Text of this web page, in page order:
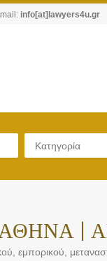
info[at]lawyers4u.gr
Κατηγορία
ΑΘΗΝΑ |
εμπορικού,